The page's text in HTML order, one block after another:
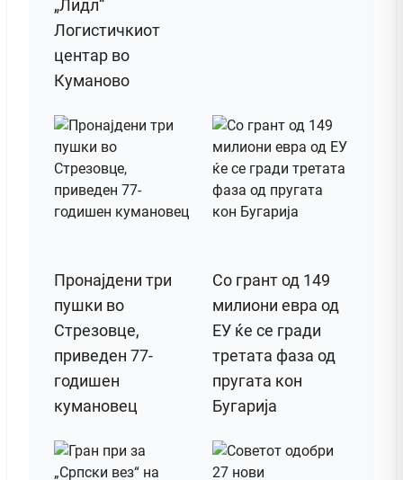
„Лидл“
Логистичкиот
центар во
Куманово
Пронајдени три
пушки во
Стрезовце,
приведен 77-
годишен
кумановец
Со грант од 149
милиони евра од
ЕУ ќе се гради
третата фаза од
пругата кон
Бугарија